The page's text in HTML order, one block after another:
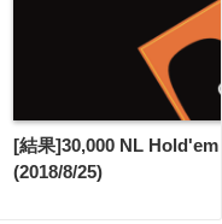
[結果]30,000 NL
(2018/8/25)